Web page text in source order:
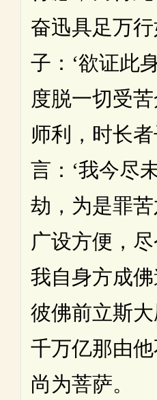
奋迅具足万
子：‘欲证此
度脱一切受
师利，时长
言：‘我今尽
劫，为是罪苦
广设方便，
我自身方成
彼佛前立斯
千万亿那由他
尚为菩萨。